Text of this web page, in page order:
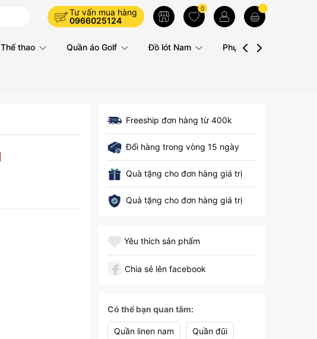
Tư vấn mua hàng
0966025124
0
Thể thao Quần áo Golf Đồ lót Nam Phụ kiện
Freeship đơn hàng từ 400k
Đổi hàng trong vòng 15 ngày
Quà tặng cho đơn hàng giá trị
Quà tặng cho đơn hàng giá trị
Yêu thích sản phẩm
Chia sẻ lên facebook
Có thể bạn quan tâm:
Quần linen nam Quần đũi